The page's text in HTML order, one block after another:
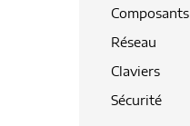
Composants
Réseau
Claviers
Sécurité